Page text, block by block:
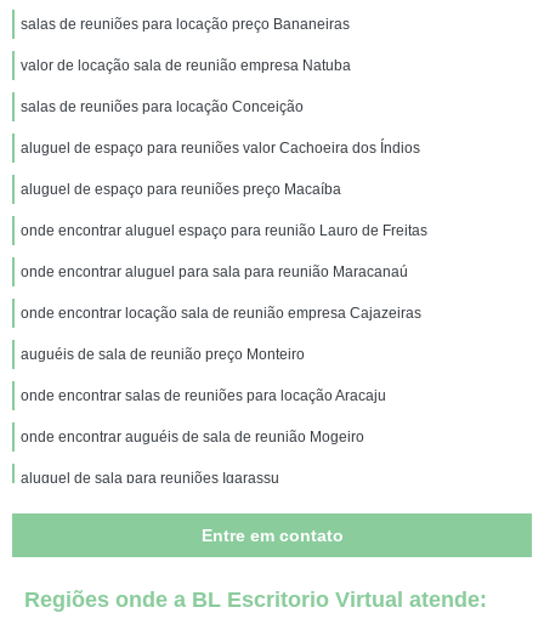
salas de reuniões para locação preço Bananeiras
valor de locação sala de reunião empresa Natuba
salas de reuniões para locação Conceição
aluguel de espaço para reuniões valor Cachoeira dos Índios
aluguel de espaço para reuniões preço Macaíba
onde encontrar aluguel espaço para reunião Lauro de Freitas
onde encontrar aluguel para sala para reunião Maracanaú
onde encontrar locação sala de reunião empresa Cajazeiras
auguéis de sala de reunião preço Monteiro
onde encontrar salas de reuniões para locação Aracaju
onde encontrar auguéis de sala de reunião Mogeiro
aluguel de sala para reuniões Igarassu
aluguel espaço para reunião valor Baía da Traição
valor de salas de reuniões para locação Bayeux
Entre em contato
Regiões onde a BL Escritorio Virtual atende: